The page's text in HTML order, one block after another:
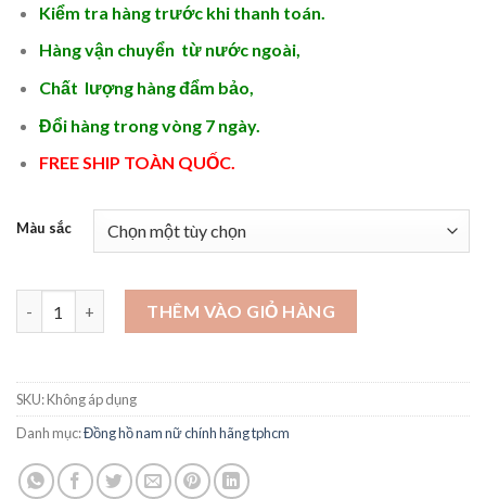
Kiểm tra hàng trước khi thanh toán.
Hàng vận chuyển từ nước ngoài,
Chất lượng hàng đẩm bảo,
Đổi hàng trong vòng 7 ngày.
FREE SHIP TOÀN QUỐC.
Màu sắc
Mẫu đồng hồ nữ đẹp - DH193 số lượng
THÊM VÀO GIỎ HÀNG
SKU:Không áp dụng
Danh mục:Đồng hồ nam nữ chính hãng tphcm